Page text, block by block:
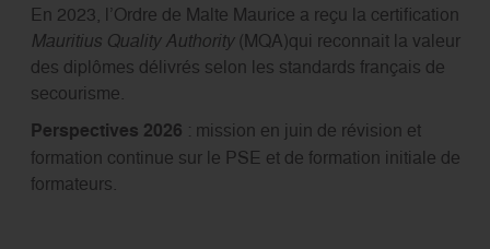
En 2023, l’Ordre de Malte Maurice a reçu la certification
Mauritius Quality Authority(MQA)qui reconnait la valeur
des diplômes délivrés selon les standards français de
secourisme.
Perspectives 2026 : mission en juin de révision et
formation continue sur le PSE et de formation initiale de
formateurs.